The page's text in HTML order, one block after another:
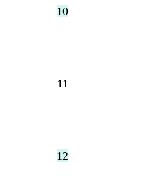
10
11
12